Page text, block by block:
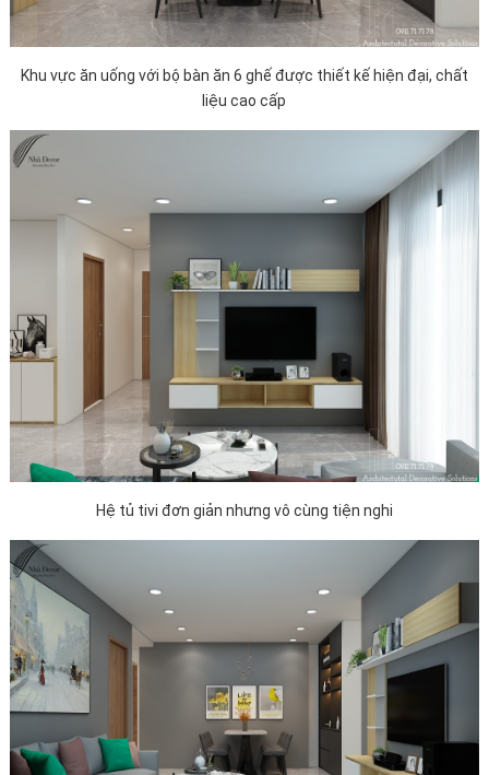
Khu vực ăn uống với bộ bàn ăn 6 ghế được thiết kế hiện đại, chất
liệu cao cấp
Hệ tủ tivi đơn giản nhưng vô cùng tiện nghi